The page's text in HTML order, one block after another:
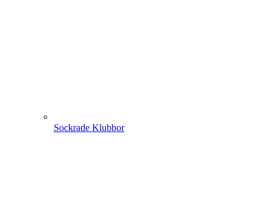
Sockrade Klubbor